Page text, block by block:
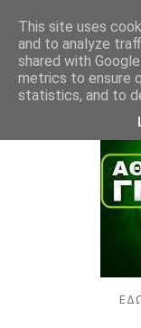
This site uses
and to analyze
shared with
metrics to ensure
statistics, and to